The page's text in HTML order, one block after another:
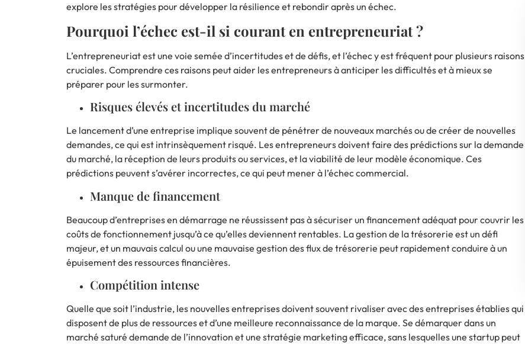
explore les stratégies pour développer la résilience et rebondir après un échec.
Pourquoi l’échec est-il si courant en entrepreneuriat ?
L’entrepreneuriat est une voie semée d’incertitudes et de défis, et l’échec y est fréquent pour plusieurs raisons
cruciales. Comprendre ces raisons peut aider les entrepreneurs à anticiper les difficultés et à mieux se
préparer pour les surmonter.
Risques élevés et incertitudes du marché
Le lancement d’une entreprise implique souvent de pénétrer de nouveaux marchés ou de créer de nouvelles
demandes, ce qui est intrinsèquement risqué. Les entrepreneurs doivent faire des prédictions sur la demande
du marché, la réception de leurs produits ou services, et la viabilité de leur modèle économique. Ces
prédictions peuvent s’avérer incorrectes, ce qui peut mener à l’échec commercial.
Manque de financement
Beaucoup d’entreprises en démarrage ne réussissent pas à sécuriser un financement adéquat pour couvrir les
coûts de fonctionnement jusqu’à ce qu’elles deviennent rentables. La gestion de la trésorerie est un défi
majeur, et un mauvais calcul ou une mauvaise gestion des flux de trésorerie peut rapidement conduire à un
épuisement des ressources financières.
Compétition intense
Quelle que soit l’industrie, les nouvelles entreprises doivent souvent rivaliser avec des entreprises établies qui
disposent de plus de ressources et d’une meilleure reconnaissance de la marque. Se démarquer dans un
marché saturé demande de l’innovation et une stratégie marketing efficace, sans lesquelles une startup peut